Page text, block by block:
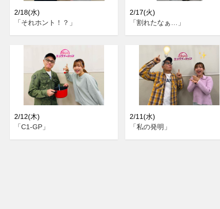
2/18(水)
「それホント！？」
2/17(火)
「割れたなぁ…」
2/12(木)
「C1-GP」
2/11(水)
「私の発明」